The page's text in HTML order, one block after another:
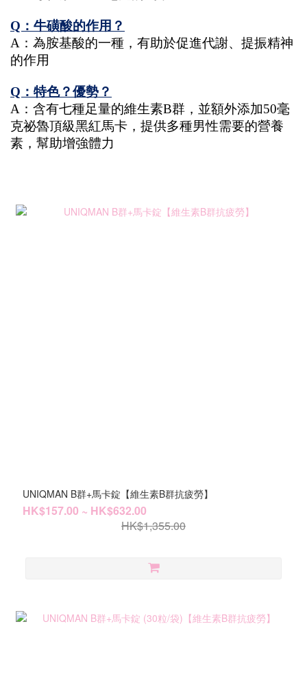
Q：牛磺酸的作用？
A：為胺基酸的一種，有助於促進代謝、提振精神
的作用
Q：特色？優勢？
A：含有七種足量的維生素B群，並額外添加50毫
克祕魯頂級黑紅馬卡，提供多種男性需要的營養
素，幫助增強體力
UNIQMAN B群+馬卡錠【維生素B群抗疲勞】
HK$157.00 ~ HK$632.00
HK$1,355.00